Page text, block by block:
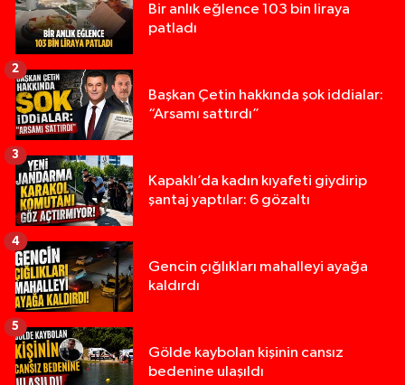
Bir anlık eğlence 103 bin liraya
patladı
Başkan Çetin hakkında şok iddialar:
“Arsamı sattırdı”
2
Kapaklı’da kadın kıyafeti giydirip
şantaj yaptılar: 6 gözaltı
3
Gencin çığlıkları mahalleyi ayağa
kaldırdı
4
Gölde kaybolan kişinin cansız
bedenine ulaşıldı
5